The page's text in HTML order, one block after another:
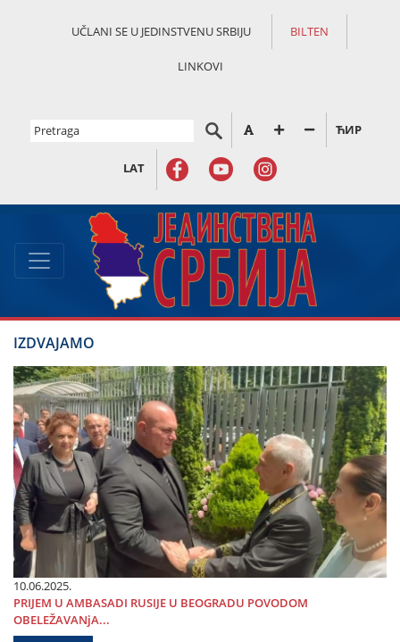
UČLANI SE U JEDINSTVENU SRBIJU BILTEN
LINKOVI
ЋИР
LAT
IZDVAJAMO
10.06.2025.
PRIЈEM U AMBASADI RUSIЈE U BEOGRADU POVODOM
OBELEŽAVANjA...